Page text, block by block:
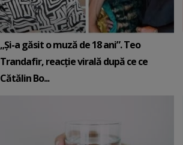
„Și-a găsit o muză de 18 ani”. Teo
Trandafir, reacție virală după ce ce
Cătălin Bo...